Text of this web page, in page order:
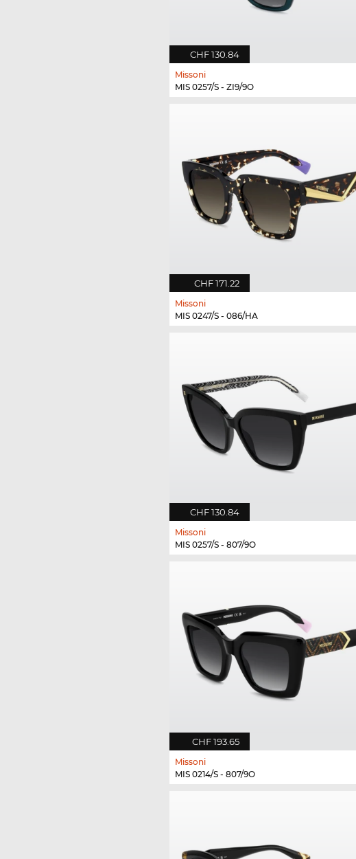
CHF 130.84
Missoni
MIS 0257/S - ZI9/9O
CHF 171.22
Missoni
MIS 0247/S - 086/HA
CHF 130.84
Missoni
MIS 0257/S - 807/9O
CHF 193.65
Missoni
MIS 0214/S - 807/9O